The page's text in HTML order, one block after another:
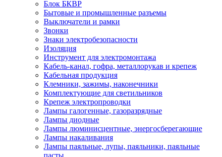
Блок БКВР
Бытовые и промышленные разъемы
Выключатели и рамки
Звонки
Знаки электробезопасности
Изоляция
Инструмент для электромонтажа
Кабель-канал, гофра, металлорукав и крепеж
Кабельная продукция
Клемники, зажимы, наконечники
Комплектующие для светильников
Крепеж электропроводки
Лампы галогенные, газоразрядные
Лампы диодные
Лампы люминисцентные, энергосберегающие
Лампы накаливания
Лампы паяльные, лупы, паяльники, паяльные
пасты